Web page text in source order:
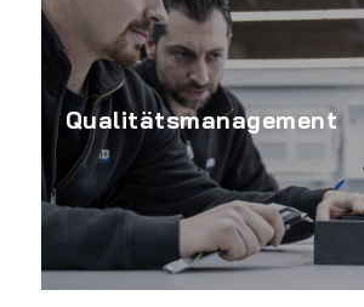
Qualitätsmanagement